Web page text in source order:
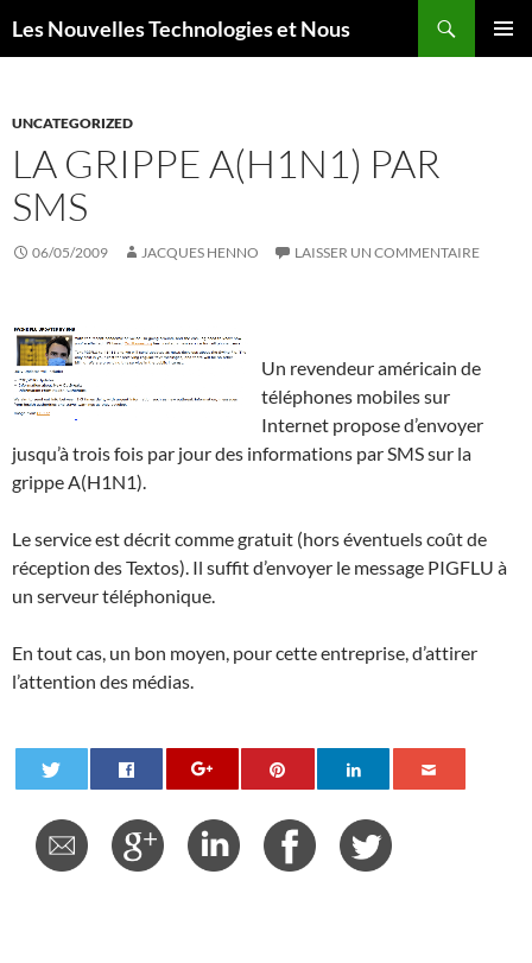
auLes Nouvelles Technologies et Nous
UNCATEGORIZED
LA GRIPPE A(H1N1) PAR
SMS
06/05/2009 JACQUES HENNO LAISSER UN COMMENTAIRE
Un revendeur américain de
téléphones mobiles sur
Internet propose d’envoyer
jusqu’à trois fois par jour des informations par SMS sur la
grippe A(H1N1).
Le service est décrit comme gratuit (hors éventuels coût de
réception des Textos). Il suffit d’envoyer le message PIGFLU à
un serveur téléphonique.
En tout cas, un bon moyen, pour cette entreprise, d’attirer
l’attention des médias.